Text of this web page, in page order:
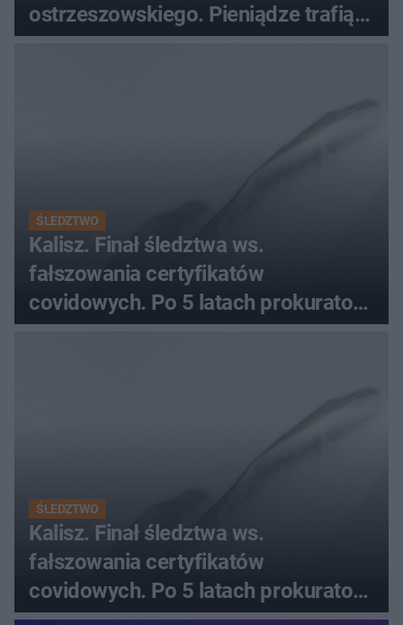
ostrzeszowskiego. Pieniądze trafią
do czterech organizacji
ŚLEDZTWO
Kalisz. Finał śledztwa ws.
fałszowania certyfikatów
covidowych. Po 5 latach prokurator
zamyka sprawę
ŚLEDZTWO
Kalisz. Finał śledztwa ws.
fałszowania certyfikatów
covidowych. Po 5 latach prokurator
zamyka sprawę